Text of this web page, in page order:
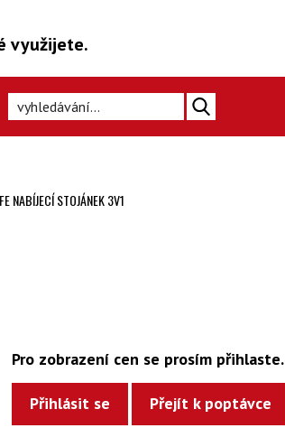
využijete.
NABÍJECÍ STOJÁNEK 3V1
Pro zobrazení cen se prosím přihlaste.
Přihlásit se Přejít k poptávce